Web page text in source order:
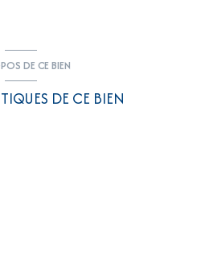
DE CE BIEN
DE CE BIEN